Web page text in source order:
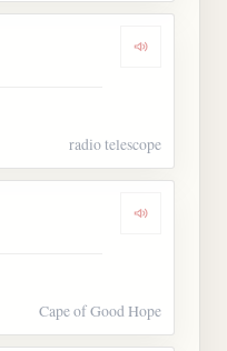
Dengarkan
radio telescope
Dengarkan
Cape of Good Hope